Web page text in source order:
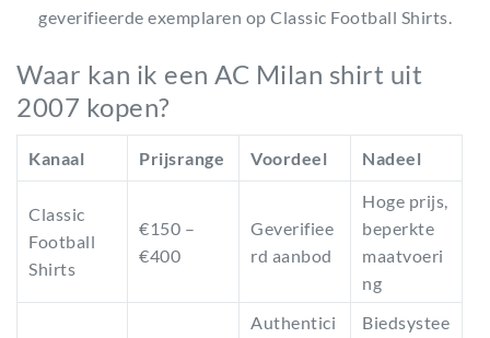
geverifieerde exemplaren op Classic Football Shirts.
Waar kan ik een AC Milan shirt uit
2007 kopen?
Kanaal Prijsrange Voordeel Nadeel
Classic
Football
Shirts
€150 –
€400
Geverifiee
rd aanbod
Hoge prijs,
beperkte
maatvoeri
ng
Authentici
Biedsystee